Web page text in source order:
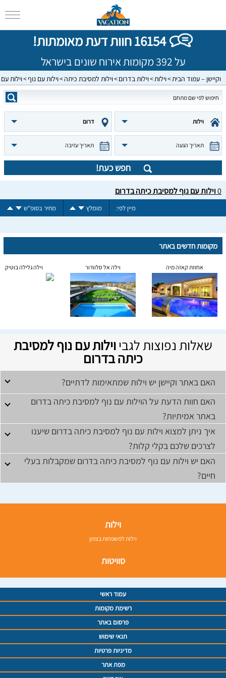
16154 חוות דעת מאומתות!
על 392 מקומות אירוח שונים בישראל
וקיישן – עמוד הבית וילות וילות בדרום וילות למסיבת כיתה וילות עם נוף וילות
וילות דרום
תאריך הגעה תאריך עזיבה
חפש כעת!
0וילות עם נוף למסיבת כיתה בדרום
מיין לפי: מומלץ מחיר בסופ"ש
מקומות חדשים באתר
אחוזת קאזה מיה וילה אל סלוודור וילה גלילה בוטיק
שאלות נפוצות לגביוילות עם נוף למסיבת
כיתה בדרום
האם באתר וקיישן יש וילות שמתאימות לדתיים?
האם חוות הדעת על הוילות עם נוף למסיבת כיתה בדרום
באתר אמיתיות?
איך ניתן למצוא וילות עם נוף למסיבת כיתה בדרום שיענו
לצרכים שלכם בקלי קלות?
האם יש וילות עם נוף למסיבת כיתה בדרום שמקבלות בעלי
חיים?
וילות
וילות למשפחות בצפון
סוויטות
עמוד ראשי
רשימת מקומות
פרסום באתר
תנאי שימוש
מדיניות פרטיות
מפת אתר